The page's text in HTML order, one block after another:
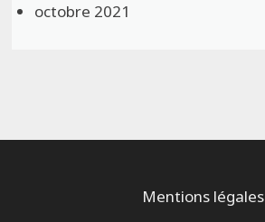
octobre 2021
Mentions légales